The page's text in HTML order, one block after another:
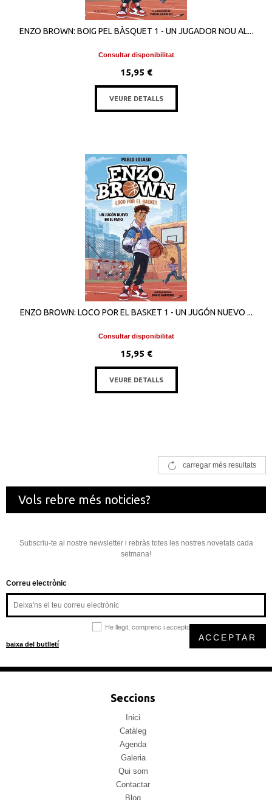
ENZO BROWN: BOIG PEL BÀSQUET 1 - UN JUGADOR NOU AL...
Consultar disponibilitat
15,95 €
VEURE DETALLS
ENZO BROWN: LOCO POR EL BASKET 1 - UN JUGÓN NUEVO ...
Consultar disponibilitat
15,95 €
VEURE DETALLS
carregar més resultats
Vols rebre més noticies?
Subscriu-te al nostre newsletter i rebràs totes les nostres novetats cada
setmana!
Correu electrònic
He llegit, comprenc i accepto la
baixa del butlletí
ACCEPTAR
Seccions
Inici
Catàleg
Agenda
Galeria
Qui som
Contactar
Blog